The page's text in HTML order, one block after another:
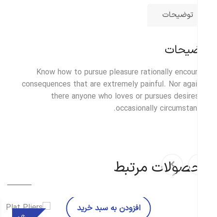
توضیحات
Know how to pursue pleasure rationally
consequences that are extremely painful. Nor
there anyone who loves or pursues
occasionally
مرتبط
افزودن به سبد خرید